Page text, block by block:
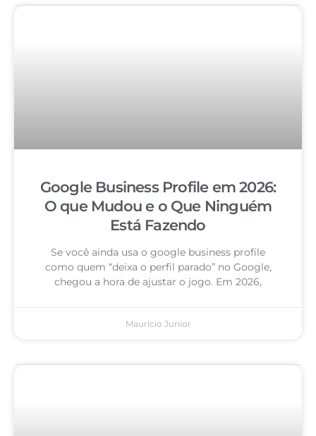
Google Business Profile em 2026:
O que Mudou e o Que Ninguém
Está Fazendo
Se você ainda usa o google business profile
como quem “deixa o perfil parado” no Google,
chegou a hora de ajustar o jogo. Em 2026,
Mauricio Junior